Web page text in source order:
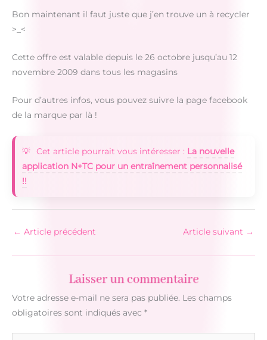
Bon maintenant il faut juste que j’en trouve un à recycler
>_<
Cette offre est valable depuis le 26 octobre jusqu’au 12
novembre 2009 dans tous les magasins
Pour d’autres infos, vous pouvez suivre la page facebook
de la marque par là !
Cet article pourrait vous intéresser : La nouvelle
application N+TC pour un entraînement personnalisé
!!
← Article précédent Article suivant →
Laisser un commentaire
Votre adresse e-mail ne sera pas publiée. Les champs
obligatoires sont indiqués avec *